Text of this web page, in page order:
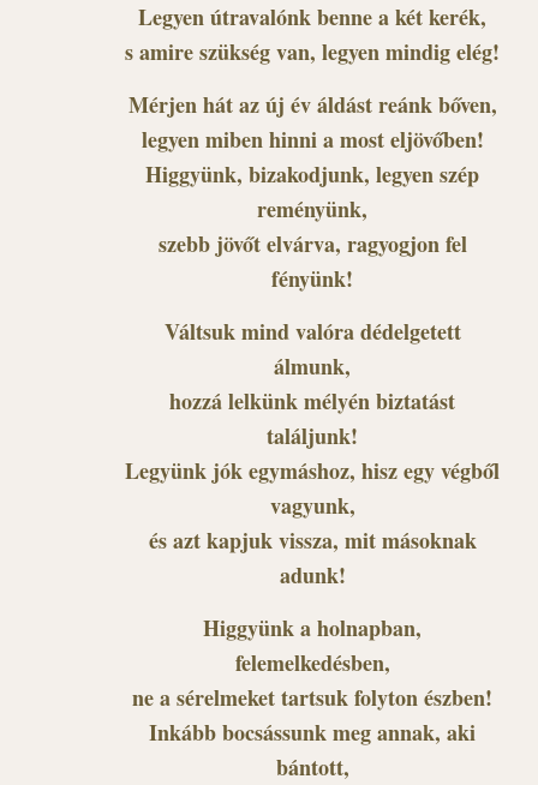
Legyen útravalónk benne a két kerék,
s amire szükség van, legyen mindig elég!
Mérjen hát az új év áldást reánk bőven,
legyen miben hinni a most eljövőben!
Higgyünk, bizakodjunk, legyen szép
reményünk,
szebb jövőt elvárva, ragyogjon fel
fényünk!
Váltsuk mind valóra dédelgetett
álmunk,
hozzá lelkünk mélyén biztatást
találjunk!
Legyünk jók egymáshoz, hisz egy végből
vagyunk,
és azt kapjuk vissza, mit másoknak
adunk!
Higgyünk a holnapban,
felemelkedésben,
ne a sérelmeket tartsuk folyton észben!
Inkább bocsássunk meg annak, aki
bántott,